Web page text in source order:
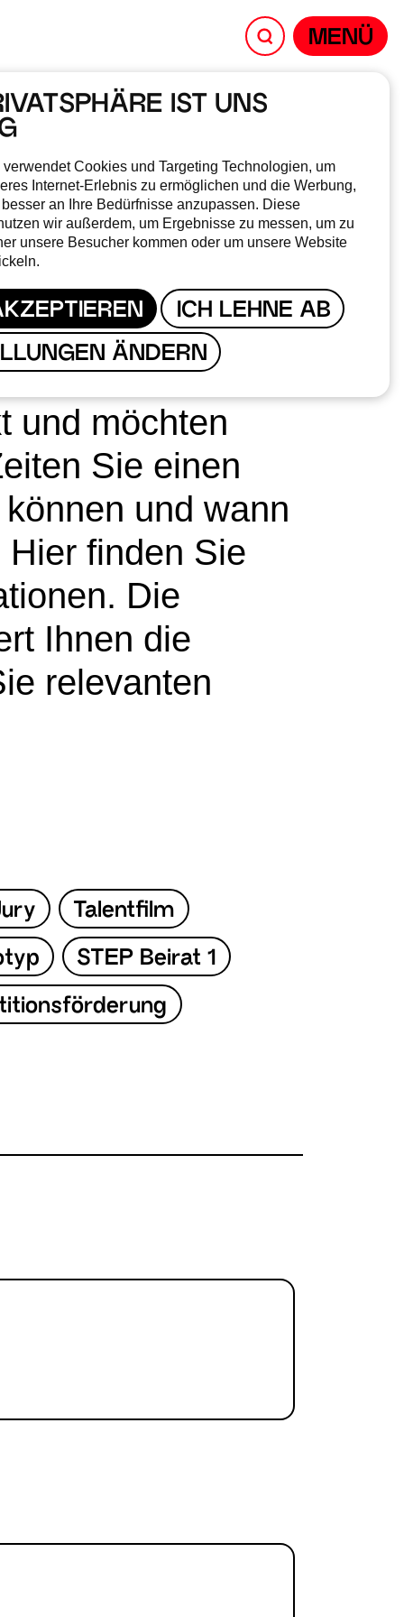
IST UNS
Cookies und Targeting Technologien, um
Internet-Erlebnis zu ermöglichen und die Werbung,
an Ihre Bedürfnisse anzupassen. Diese
wir außerdem, um Ergebnisse zu messen, um zu
unsere Besucher kommen oder um unsere Website
ICH LEHNE AB
ÄNDERN
MENÜ
&
und möchten
Sie einen
und wann
finden Sie
Die
Ihnen die
relevanten
Talentfilm
STEP Beirat 1